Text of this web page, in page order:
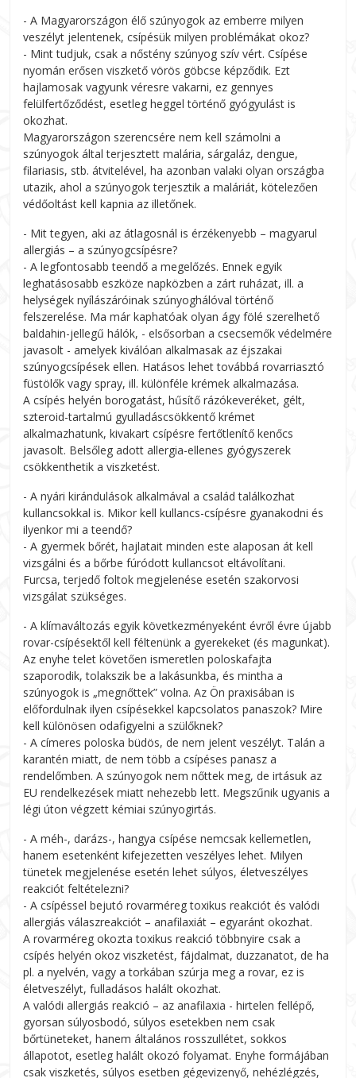
- A Magyarországon élő szúnyogok az emberre milyen
veszélyt jelentenek, csípésük milyen problémákat okoz?
- Mint tudjuk, csak a nőstény szúnyog szív vért. Csípése
nyomán erősen viszkető vörös göbcse képződik. Ezt
hajlamosak vagyunk véresre vakarni, ez gennyes
felülfertőződést, esetleg heggel történő gyógyulást is
okozhat.
Magyarországon szerencsére nem kell számolni a
szúnyogok által terjesztett malária, sárgaláz, dengue,
filariasis, stb. átvitelével, ha azonban valaki olyan országba
utazik, ahol a szúnyogok terjesztik a maláriát, kötelezően
védőoltást kell kapnia az illetőnek.
- Mit tegyen, aki az átlagosnál is érzékenyebb – magyarul
allergiás – a szúnyogcsípésre?
- A legfontosabb teendő a megelőzés. Ennek egyik
leghatásosabb eszköze napközben a zárt ruházat, ill. a
helységek nyílászáróinak szúnyoghálóval történő
felszerelése. Ma már kaphatóak olyan ágy fölé szerelhető
baldahin-jellegű hálók, - elsősorban a csecsemők védelmére
javasolt - amelyek kiválóan alkalmasak az éjszakai
szúnyogcsípések ellen. Hatásos lehet továbbá rovarriasztó
füstölők vagy spray, ill. különféle krémek alkalmazása.
A csípés helyén borogatást, hűsítő rázókeveréket, gélt,
szteroid-tartalmú gyulladáscsökkentő krémet
alkalmazhatunk, kivakart csípésre fertőtlenítő kenőcs
javasolt. Belsőleg adott allergia-ellenes gyógyszerek
csökkenthetik a viszketést.
- A nyári kirándulások alkalmával a család találkozhat
kullancsokkal is. Mikor kell kullancs-csípésre gyanakodni és
ilyenkor mi a teendő?
- A gyermek bőrét, hajlatait minden este alaposan át kell
vizsgálni és a bőrbe fúródott kullancsot eltávolítani.
Furcsa, terjedő foltok megjelenése esetén szakorvosi
vizsgálat szükséges.
- A klímaváltozás egyik következményeként évről évre újabb
rovar-csípésektől kell féltenünk a gyerekeket (és magunkat).
Az enyhe telet követően ismeretlen poloskafajta
szaporodik, tolakszik be a lakásunkba, és mintha a
szúnyogok is „megnőttek” volna. Az Ön praxisában is
előfordulnak ilyen csípésekkel kapcsolatos panaszok? Mire
kell különösen odafigyelni a szülőknek?
- A címeres poloska büdös, de nem jelent veszélyt. Talán a
karantén miatt, de nem több a csípéses panasz a
rendelőmben. A szúnyogok nem nőttek meg, de irtásuk az
EU rendelkezések miatt nehezebb lett. Megszűnik ugyanis a
légi úton végzett kémiai szúnyogirtás.
- A méh-, darázs-, hangya csípése nemcsak kellemetlen,
hanem esetenként kifejezetten veszélyes lehet. Milyen
tünetek megjelenése esetén lehet súlyos, életveszélyes
reakciót feltételezni?
- A csípéssel bejutó rovarméreg toxikus reakciót és valódi
allergiás válaszreakciót – anafilaxiát – egyaránt okozhat.
A rovarméreg okozta toxikus reakció többnyire csak a
csípés helyén okoz viszketést, fájdalmat, duzzanatot, de ha
pl. a nyelvén, vagy a torkában szúrja meg a rovar, ez is
életveszélyt, fulladásos halált okozhat.
A valódi allergiás reakció – az anafilaxia - hirtelen fellépő,
gyorsan súlyosbodó, súlyos esetekben nem csak
bőrtüneteket, hanem általános rosszullétet, sokkos
állapotot, esetleg halált okozó folyamat. Enyhe formájában
csak viszketés, súlyos esetben gégevizenyő, nehézlégzés,